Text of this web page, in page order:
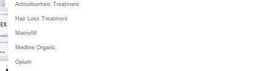
Antiseborrheic Treatment
Hair Loss Treatment
Matrixfill
Medline Organic
Opium